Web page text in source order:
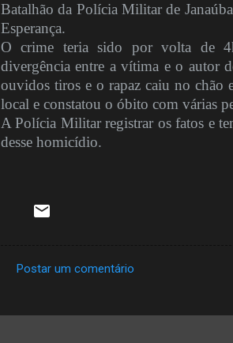
Batalhão da Polícia Militar de
Esperança.
O crime teria sido por volta de
divergência entre a vítima e o autor
ouvidos tiros e o rapaz caiu no chão
local e constatou o óbito com várias
A Polícia Militar registrar os fatos e
desse homicídio.
Postar um comentário